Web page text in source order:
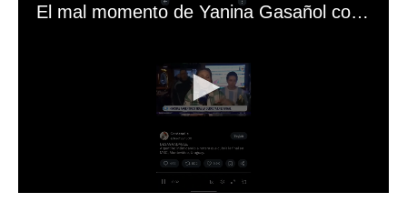
El mal momento de Yanina Gasañol con un hincha argentino en "Subrayado"